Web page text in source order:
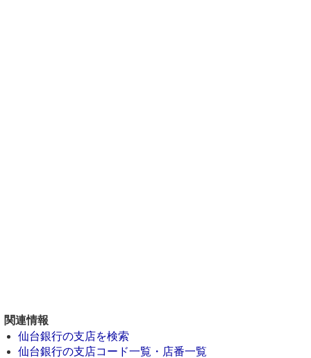
関連情報
仙台銀行の支店を検索
仙台銀行の支店コード一覧・店番一覧